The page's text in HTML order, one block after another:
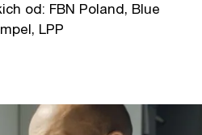
od: FBN Poland, Blue
LPP